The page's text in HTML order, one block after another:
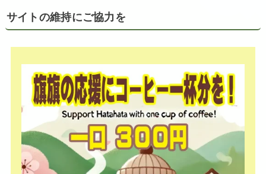
サイトの維持にご協力を